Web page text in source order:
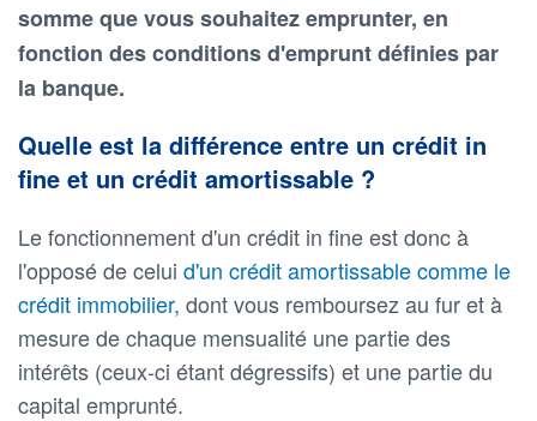
somme que vous souhaitez emprunter, en
fonction des conditions d'emprunt définies par
la banque.
Quelle est la différence entre un crédit in
fine et un crédit amortissable ?
Le fonctionnement d'un crédit in fine est donc à
l'opposé de celui d'un crédit amortissable comme le
crédit immobilier, dont vous remboursez au fur et à
mesure de chaque mensualité une partie des
intérêts (ceux-ci étant dégressifs) et une partie du
capital emprunté.